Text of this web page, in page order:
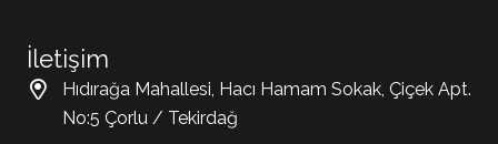
İletişim
Hıdırağa Mahallesi, Hacı Hamam Sokak, Çiçek Apt.
No:5 Çorlu / Tekirdağ